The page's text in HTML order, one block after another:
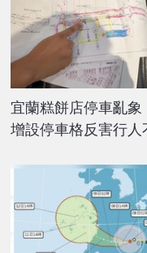
宜蘭糕餅店停車亂
增設停車格反害行人